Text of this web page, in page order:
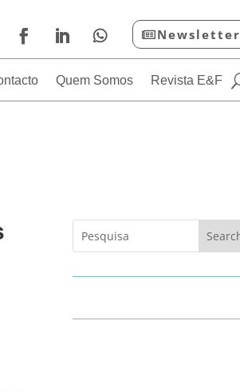
Newsletter
Quem Somos Revista E&F